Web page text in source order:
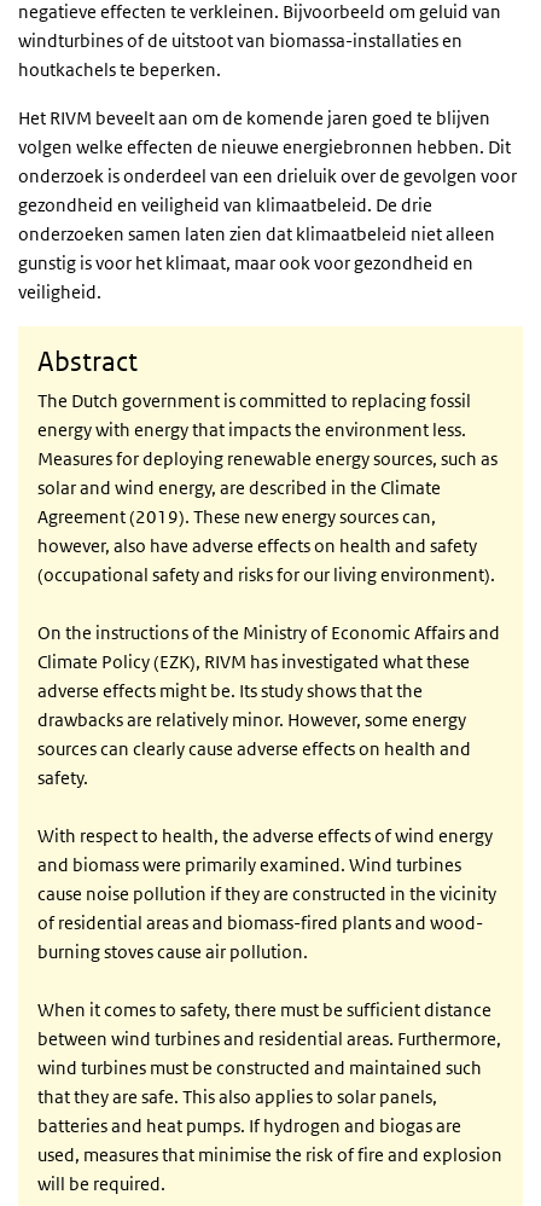
negatieve effecten te verkleinen. Bijvoorbeeld om geluid van
windturbines of de uitstoot van biomassa-installaties en
houtkachels te beperken.
Het RIVM beveelt aan om de komende jaren goed te blijven
volgen welke effecten de nieuwe energiebronnen hebben. Dit
onderzoek is onderdeel van een drieluik over de gevolgen voor
gezondheid en veiligheid van klimaatbeleid. De drie
onderzoeken samen laten zien dat klimaatbeleid niet alleen
gunstig is voor het klimaat, maar ook voor gezondheid en
veiligheid.
Abstract
The Dutch government is committed to replacing fossil
energy with energy that impacts the environment less.
Measures for deploying renewable energy sources, such as
solar and wind energy, are described in the Climate
Agreement (2019). These new energy sources can,
however, also have adverse effects on health and safety
(occupational safety and risks for our living environment).
On the instructions of the Ministry of Economic Affairs and
Climate Policy (EZK), RIVM has investigated what these
adverse effects might be. Its study shows that the
drawbacks are relatively minor. However, some energy
sources can clearly cause adverse effects on health and
safety.
With respect to health, the adverse effects of wind energy
and biomass were primarily examined. Wind turbines
cause noise pollution if they are constructed in the vicinity
of residential areas and biomass-fired plants and wood-
burning stoves cause air pollution.
When it comes to safety, there must be sufficient distance
between wind turbines and residential areas. Furthermore,
wind turbines must be constructed and maintained such
that they are safe. This also applies to solar panels,
batteries and heat pumps. If hydrogen and biogas are
used, measures that minimise the risk of fire and explosion
will be required.